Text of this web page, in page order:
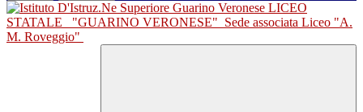
LICEO
STATALE
"GUARINO VERONESE" Sede associata Liceo "A.
M. Roveggio"